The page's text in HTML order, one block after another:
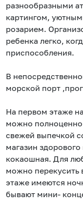
разнообразными
картингом,
розарием.
ребенка легко,
приспособления.
В
морской порт
На первом этаже
можно полноценно
свежей выпечкой
магазин
кокаошная. Для
можно
этаже имеются
бывают мини-